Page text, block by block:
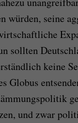
würden, seine
sollten
keine
Globus
und zwar